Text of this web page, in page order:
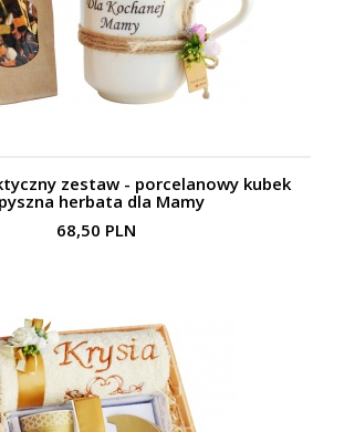
zestaw - porcelanowy kubek
herbata dla Mamy
68,50 PLN